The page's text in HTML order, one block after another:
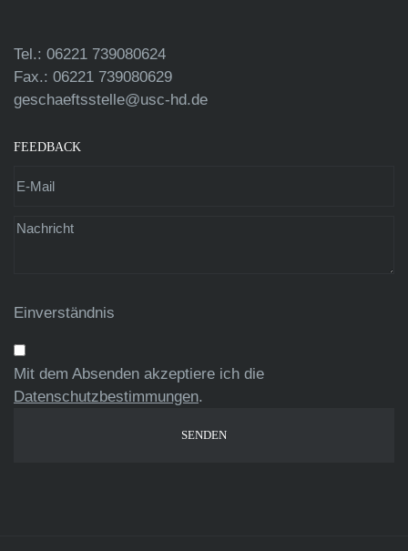
Tel.: 06221 739080624
Fax.: 06221 739080629
geschaeftsstelle@usc-hd.de
FEEDBACK
Einverständnis
Mit dem Absenden akzeptiere ich die
Datenschutzbestimmungen.